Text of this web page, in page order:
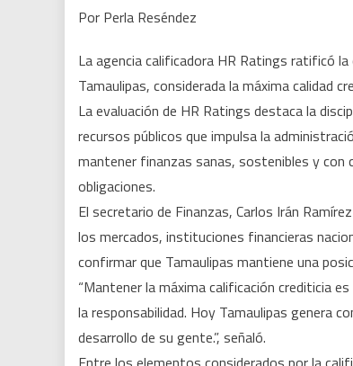
Por Perla Reséndez
La agencia calificadora HR Ratings ratificó
Tamaulipas, considerada la máxima calidad
La evaluación de HR Ratings destaca la
recursos públicos que impulsa la
mantener finanzas sanas, sostenibles y
obligaciones.
El secretario de Finanzas, Carlos Irán
los mercados, instituciones financieras
confirmar que Tamaulipas mantiene una
“Mantener la máxima calificación crediticia
la responsabilidad. Hoy Tamaulipas genera
desarrollo de su gente.”, señaló.